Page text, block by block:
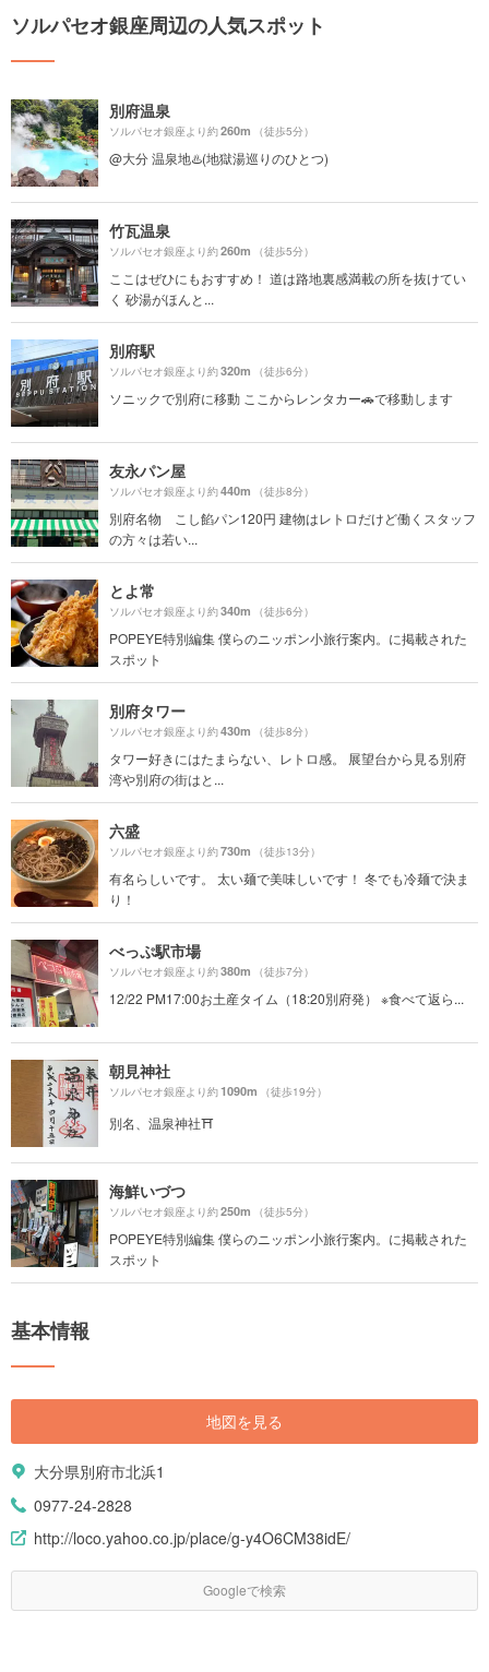
ソルパセオ銀座周辺の人気スポット
別府温泉
ソルパセオ銀座より約260m （徒歩5分）
@大分 温泉地♨️(地獄湯巡りのひとつ)
竹瓦温泉
ソルパセオ銀座より約260m （徒歩5分）
ここはぜひにもおすすめ！ 道は路地裏感満載の所を抜けてい
く 砂湯がほんと...
別府駅
ソルパセオ銀座より約320m （徒歩6分）
ソニックで別府に移動 ここからレンタカー🚗で移動します
友永パン屋
ソルパセオ銀座より約440m （徒歩8分）
別府名物 こし餡パン120円 建物はレトロだけど働くスタッフ
の方々は若い...
とよ常
ソルパセオ銀座より約340m （徒歩6分）
POPEYE特別編集 僕らのニッポン小旅行案内。に掲載された
スポット
別府タワー
ソルパセオ銀座より約430m （徒歩8分）
タワー好きにはたまらない、レトロ感。 展望台から見る別府
湾や別府の街はと...
六盛
ソルパセオ銀座より約730m （徒歩13分）
有名らしいです。 太い麺で美味しいです！ 冬でも冷麺で決ま
り！
べっぷ駅市場
ソルパセオ銀座より約380m （徒歩7分）
12/22 PM17:00お土産タイム（18:20別府発） ※食べて返ら...
朝見神社
ソルパセオ銀座より約1090m （徒歩19分）
別名、温泉神社⛩
海鮮いづつ
ソルパセオ銀座より約250m （徒歩5分）
POPEYE特別編集 僕らのニッポン小旅行案内。に掲載された
スポット
基本情報
地図を見る
大分県別府市北浜1
0977-24-2828
http://loco.yahoo.co.jp/place/g-y4O6CM38idE/
Googleで検索